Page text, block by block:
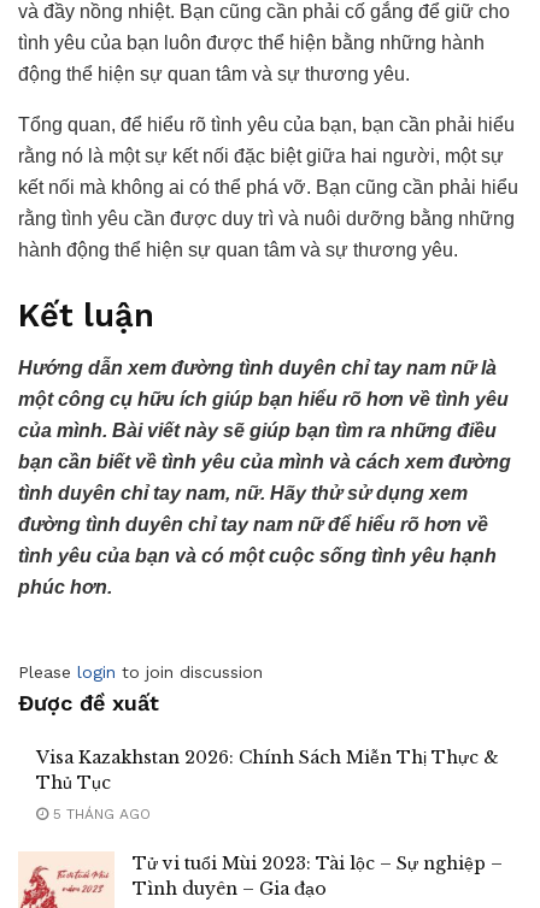
và đầy nồng nhiệt. Bạn cũng cần phải cố gắng để giữ cho
tình yêu của bạn luôn được thể hiện bằng những hành
động thể hiện sự quan tâm và sự thương yêu.
Tổng quan, để hiểu rõ tình yêu của bạn, bạn cần phải hiểu
rằng nó là một sự kết nối đặc biệt giữa hai người, một sự
kết nối mà không ai có thể phá vỡ. Bạn cũng cần phải hiểu
rằng tình yêu cần được duy trì và nuôi dưỡng bằng những
hành động thể hiện sự quan tâm và sự thương yêu.
Kết luận
Hướng dẫn xem đường tình duyên chỉ tay nam nữ là
một công cụ hữu ích giúp bạn hiểu rõ hơn về tình yêu
của mình. Bài viết này sẽ giúp bạn tìm ra những điều
bạn cần biết về tình yêu của mình và cách xem đường
tình duyên chỉ tay nam, nữ. Hãy thử sử dụng xem
đường tình duyên chỉ tay nam nữ để hiểu rõ hơn về
tình yêu của bạn và có một cuộc sống tình yêu hạnh
phúc hơn.
Please login to join discussion
Được đề xuất
Visa Kazakhstan 2026: Chính Sách Miễn Thị Thực &
Thủ Tục
5 THÁNG AGO
Tử vi tuổi Mùi 2023: Tài lộc – Sự nghiệp –
Tình duyên – Gia đạo